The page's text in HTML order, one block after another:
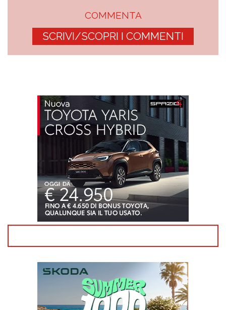
COMMENTA
SCRIVI/SCOPRI I COMMENTI